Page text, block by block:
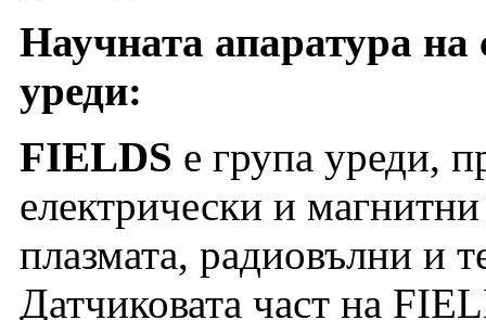
Научната апаратура
уреди:
FIELDS е група уреди,
електрически и
плазмата, радиовълни и
Датчиковата част на